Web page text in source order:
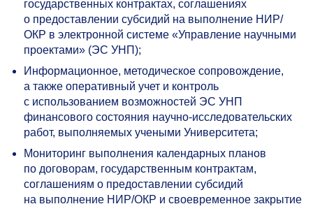
государственных контрактах, соглашениях
о предоставлении субсидий на выполнение НИР/
ОКР в электронной системе «Управление научными
проектами» (ЭС УНП);
Информационное, методическое сопровождение,
а также оперативный учет и контроль
с использованием возможностей ЭС УНП
финансового состояния научно-исследовательских
работ, выполняемых учеными Университета;
Мониторинг выполнения календарных планов
по договорам, государственным контрактам,
соглашениям о предоставлении субсидий
на выполнение НИР/ОКР и своевременное закрытие